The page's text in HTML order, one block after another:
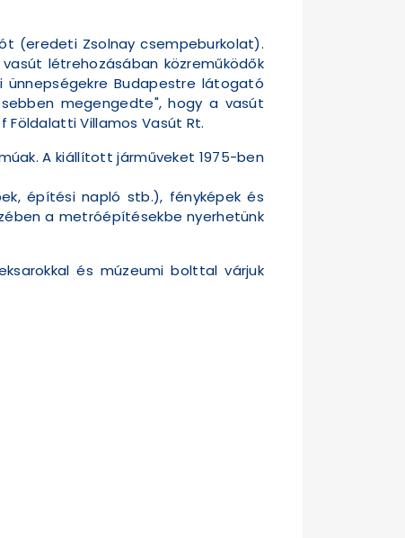
(eredeti Zsolnay csempeburkolat).
létrehozásában közreműködők
ünnepségekre Budapestre látogató
megengedte", hogy a vasút
Villamos Vasút Rt.
A kiállított járműveket 1975-ben
építési napló stb.), fényképek és
a metróépítésekbe nyerhetünk
és múzeumi bolttal várjuk